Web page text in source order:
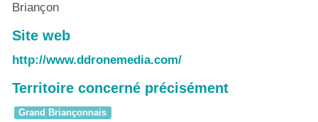
Briançon
Site web
http://www.ddronemedia.com/
Territoire concerné précisément
Grand Briançonnais